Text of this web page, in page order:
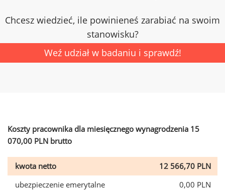
Chcesz wiedzieć, ile powinieneś zarabiać na swoim
stanowisku?
Weź udział w badaniu i sprawdź!
Koszty pracownika dla miesięcznego wynagrodzenia 15
070,00 PLN brutto
kwota netto
12 566,70 PLN
ubezpieczenie emerytalne
0,00 PLN